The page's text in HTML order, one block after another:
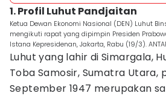
1. Profil Luhut Pandjaitan
Ketua Dewan Ekonomi Nasional (DEN) Luhut
mengikuti rapat yang dipimpin Presiden
Istana Kepresidenan, Jakarta, Rabu (19/3).
Luhut yang lahir di Simargala,
Toba Samosir, Sumatra Utara,
September 1947 merupakan